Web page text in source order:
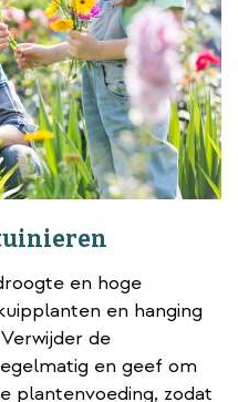
en hoge
en hanging
de
en geef om
plantenvoeding, zodat